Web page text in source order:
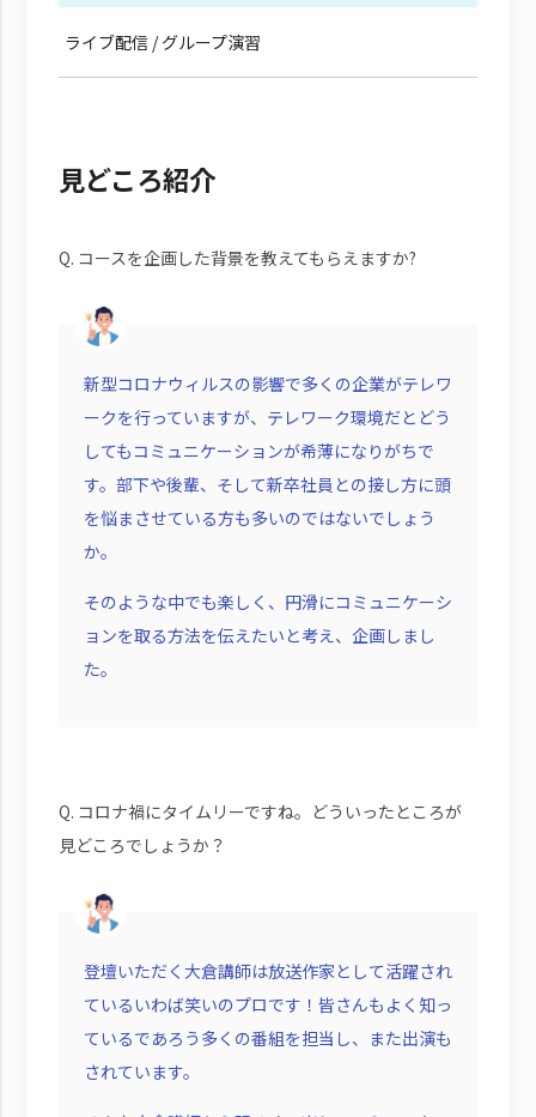
ライブ配信 / グループ演習
見どころ紹介
Q. コースを企画した背景を教えてもらえますか?
新型コロナウィルスの影響で多くの企業がテレワ
ークを行っていますが、テレワーク環境だとどう
してもコミュニケーションが希薄になりがちで
す。部下や後輩、そして新卒社員との接し方に頭
を悩まさせている方も多いのではないでしょう
か。
そのような中でも楽しく、円滑にコミュニケーシ
ョンを取る方法を伝えたいと考え、企画しまし
た。
Q. コロナ禍にタイムリーですね。どういったところが
見どころでしょうか？
登壇いただく大倉講師は放送作家として活躍され
ているいわば笑いのプロです！皆さんもよく知っ
ているであろう多くの番組を担当し、また出演も
されています。